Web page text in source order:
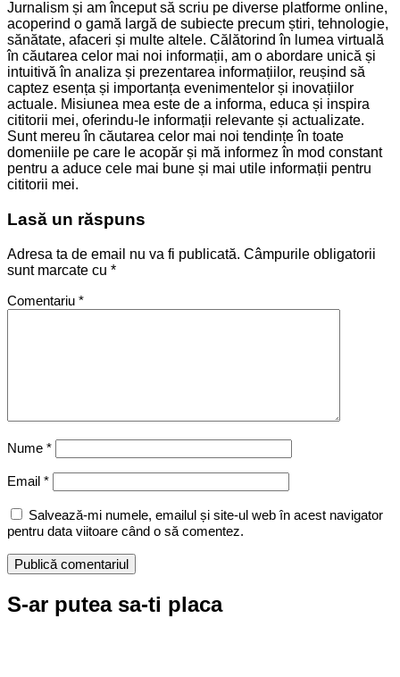
Jurnalism și am început să scriu pe diverse platforme online,
acoperind o gamă largă de subiecte precum știri, tehnologie,
sănătate, afaceri și multe altele. Călătorind în lumea virtuală
în căutarea celor mai noi informații, am o abordare unică și
intuitivă în analiza și prezentarea informațiilor, reușind să
captez esența și importanța evenimentelor și inovațiilor
actuale. Misiunea mea este de a informa, educa și inspira
cititorii mei, oferindu-le informații relevante și actualizate.
Sunt mereu în căutarea celor mai noi tendințe în toate
domeniile pe care le acopăr și mă informez în mod constant
pentru a aduce cele mai bune și mai utile informații pentru
cititorii mei.
Lasă un răspuns
Adresa ta de email nu va fi publicată. Câmpurile obligatorii
sunt marcate cu *
Comentariu *
Nume *
Email *
Salvează-mi numele, emailul și site-ul web în acest navigator
pentru data viitoare când o să comentez.
S-ar putea sa-ti placa